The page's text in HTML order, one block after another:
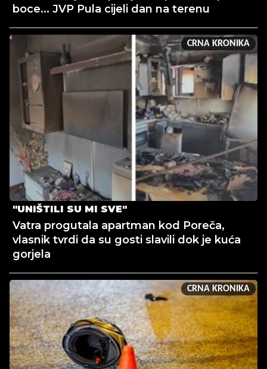
boce... JVP Pula cijeli dan na terenu
CRNA KRONIKA
"UNIŠTILI SU MI SVE"
Vatra progutala apartman kod Poreča,
vlasnik tvrdi da su gosti slavili dok je kuća
gorjela
CRNA KRONIKA